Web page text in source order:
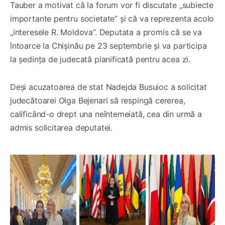
Tauber a motivat că la forum vor fi discutate „subiecte
importante pentru societate” și că va reprezenta acolo
„interesele R. Moldova”. Deputata a promis că se va
întoarce la Chișinău pe 23 septembrie și va participa
la ședința de judecată planificată pentru acea zi.
Deși acuzatoarea de stat Nadejda Busuioc a solicitat
judecătoarei Olga Bejenari să respingă cererea,
calificând-o drept una neîntemeiată, cea din urmă a
admis solicitarea deputatei.